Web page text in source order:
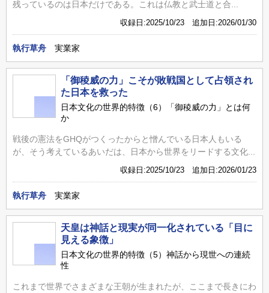
残っているのは日本だけである。これは仏教と武士道と合...
収録日:2025/10/23 追加日:2026/01/30
執行草舟 実業家
「御稜威の力」こそが敗戦国として占領され
た日本を救った
日本文化の世界的特徴（6）「御稜威の力」とは何
か
戦後の憲法をGHQがつくったからと憎んでいる日本人もいる
が、そう考えているあいだは、日本から世界をリードする文化...
収録日:2025/10/23 追加日:2026/01/23
執行草舟 実業家
天皇は神話と現実が同一化されている「目に
見える象徴」
日本文化の世界的特徴（5）神話から現世への連続
性
これまで世界でさまざまな王朝が生まれたが、ここまで長きにわ